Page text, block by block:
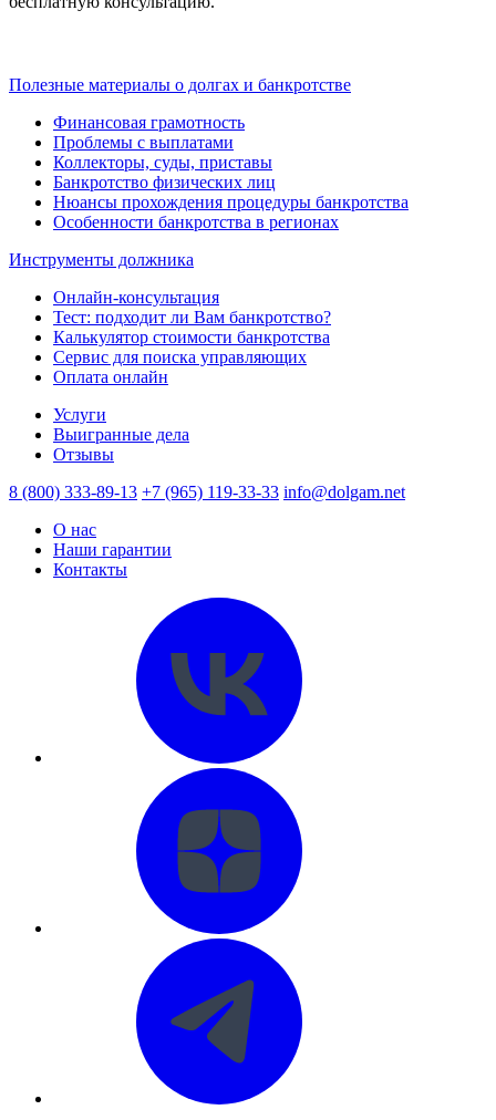
Полезные материалы о долгах и банкротстве
Финансовая грамотность
Проблемы с выплатами
Коллекторы, суды, приставы
Банкротство физических лиц
Нюансы прохождения процедуры банкротства
Особенности банкротства в регионах
Инструменты должника
Онлайн-консультация
Тест: подходит ли Вам банкротство?
Калькулятор стоимости банкротства
Сервис для поиска управляющих
Оплата онлайн
Услуги
Выигранные дела
Отзывы
8 (800) 333-89-13 +7 (965) 119-33-33 info@dolgam.net
О нас
Наши гарантии
Контакты